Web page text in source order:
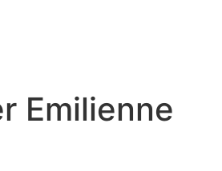
Emilienne